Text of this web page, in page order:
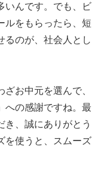
いんです。でも、ビ
ルをもらったら、短
るのが、社会人とし
お中元を選んで、
への感謝ですね。最
き、誠にありがとう
を使うと、スムーズ